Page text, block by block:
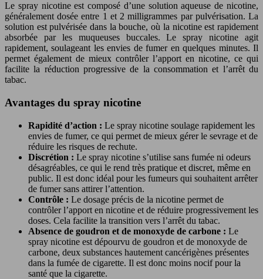
Le spray nicotine est composé d’une solution aqueuse de nicotine,
généralement dosée entre 1 et 2 milligrammes par pulvérisation. La
solution est pulvérisée dans la bouche, où la nicotine est rapidement
absorbée par les muqueuses buccales. Le spray nicotine agit
rapidement, soulageant les envies de fumer en quelques minutes. Il
permet également de mieux contrôler l’apport en nicotine, ce qui
facilite la réduction progressive de la consommation et l’arrêt du
tabac.
Avantages du spray nicotine
Rapidité d’action : Le spray nicotine soulage rapidement les
envies de fumer, ce qui permet de mieux gérer le sevrage et de
réduire les risques de rechute.
Discrétion : Le spray nicotine s’utilise sans fumée ni odeurs
désagréables, ce qui le rend très pratique et discret, même en
public. Il est donc idéal pour les fumeurs qui souhaitent arrêter
de fumer sans attirer l’attention.
Contrôle : Le dosage précis de la nicotine permet de
contrôler l’apport en nicotine et de réduire progressivement les
doses. Cela facilite la transition vers l’arrêt du tabac.
Absence de goudron et de monoxyde de carbone : Le
spray nicotine est dépourvu de goudron et de monoxyde de
carbone, deux substances hautement cancérigènes présentes
dans la fumée de cigarette. Il est donc moins nocif pour la
santé que la cigarette.